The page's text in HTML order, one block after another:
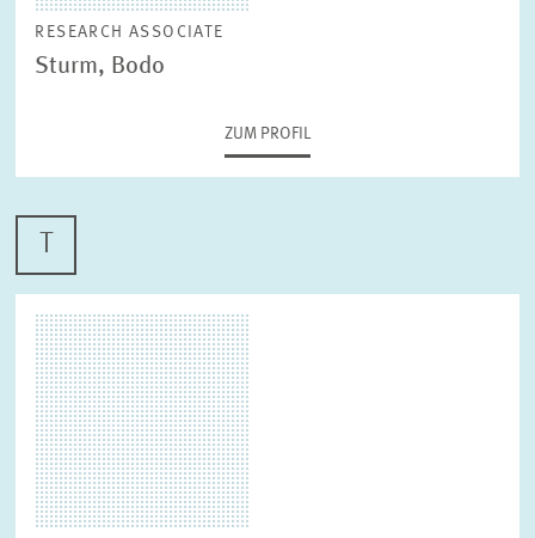
RESEARCH ASSOCIATE
Sturm, Bodo
ZUM PROFIL